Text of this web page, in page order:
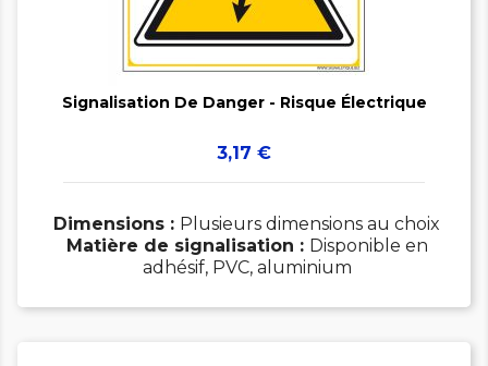


Signalisation De Danger - Risque Électrique
Prix
3,17 €
Dimensions : Plusieurs dimensions au choix
Matière de signalisation : Disponible en
adhésif, PVC, aluminium